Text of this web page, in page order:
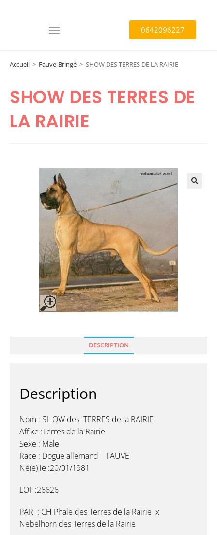
0642096227
Accueil > Fauve-Bringé > SHOW DES TERRES DE LA RAIRIE
SHOW DES TERRES DE
LA RAIRIE
DESCRIPTION
Description
Nom : SHOW des TERRES de la RAIRIE
Affixe :Terres de la Rairie
Sexe : Male
Race : Dogue allemand FAUVE
Né(e) le :20/01/1981
LOF :26626
PAR : CH Phale des Terres de la Rairie x
Nebelhorn des Terres de la Rairie